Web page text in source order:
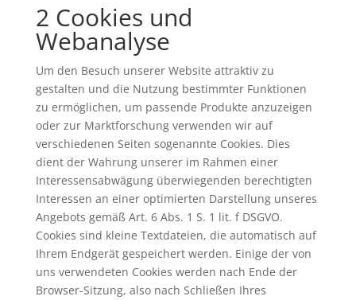
2 Cookies und
Webanalyse
Um den Besuch unserer Website attraktiv zu
gestalten und die Nutzung bestimmter Funktionen
zu ermöglichen, um passende Produkte anzuzeigen
oder zur Marktforschung verwenden wir auf
verschiedenen Seiten sogenannte Cookies. Dies
dient der Wahrung unserer im Rahmen einer
Interessensabwägung überwiegenden berechtigten
Interessen an einer optimierten Darstellung unseres
Angebots gemäß Art. 6 Abs. 1 S. 1 lit. f DSGVO.
Cookies sind kleine Textdateien, die automatisch auf
Ihrem Endgerät gespeichert werden. Einige der von
uns verwendeten Cookies werden nach Ende der
Browser-Sitzung, also nach Schließen Ihres